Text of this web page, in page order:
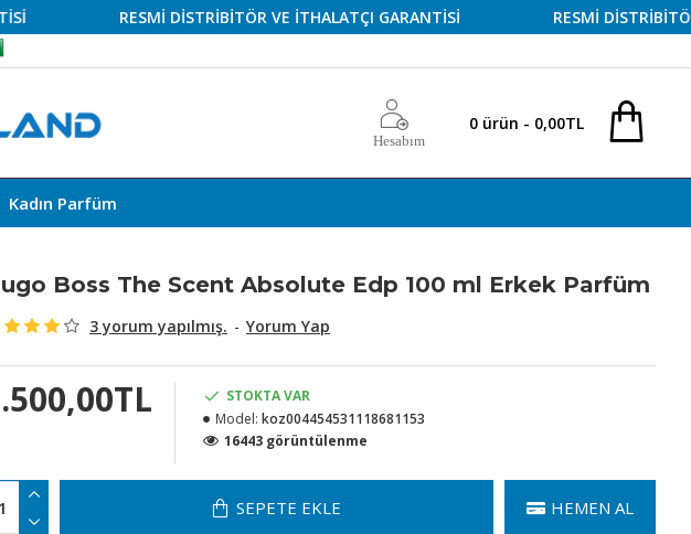
RESMİ DİSTRİBİTÖR VE İTHALATÇI GARANTİSİ RESMİ DİSTRİBİTÖR VE
Hesabım
0 ürün - 0,00TL
Kadın Parfüm
Boss The Scent Absolute Edp 100 ml Erkek Parfüm
3 yorum yapılmış. - Yorum Yap
STOKTA VAR
Model: koz004454531118681153
16443 görüntülenme
SEPETE EKLE HEMEN AL